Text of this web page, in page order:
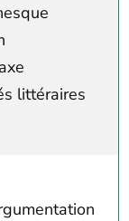
littéraires